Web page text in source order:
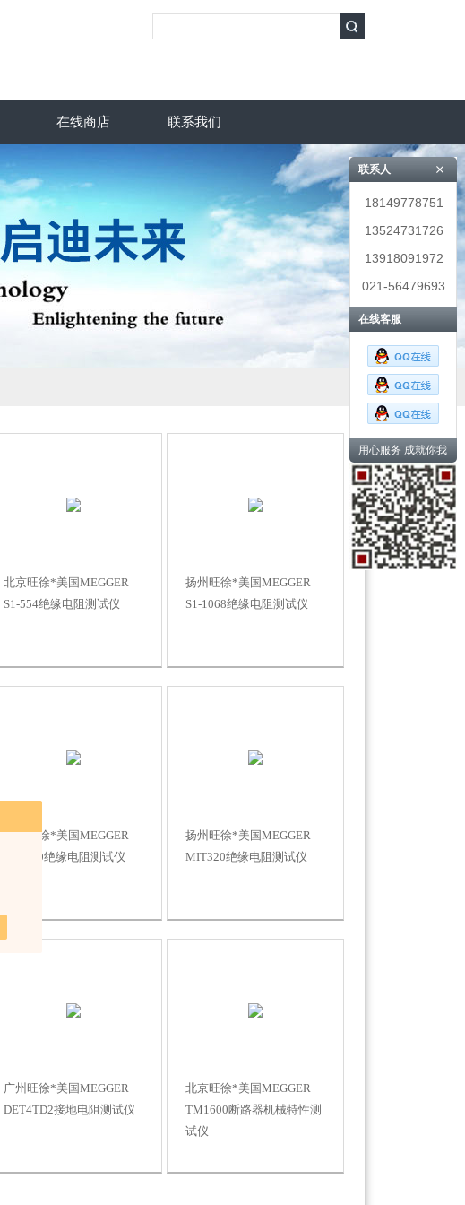
在线商店 联系我们
北京旺徐*美国MEGGER
S1-554绝缘电阻测试仪
扬州旺徐*美国MEGGER
S1-1068绝缘电阻测试仪
北京旺徐*美国MEGGER
MIT300绝缘电阻测试仪
扬州旺徐*美国MEGGER
MIT320绝缘电阻测试仪
广州旺徐*美国MEGGER
DET4TD2接地电阻测试仪
北京旺徐*美国MEGGER
TM1600断路器机械特性测
试仪
联系人
18149778751
13524731726
13918091972
021-56479693
在线客服
用心服务 成就你我